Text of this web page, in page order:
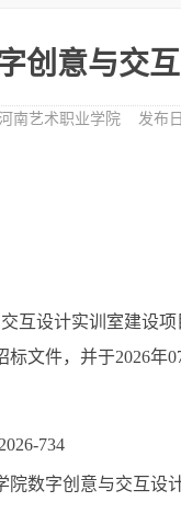
创意与交
河南艺术职业学院 发布
互设计实训室建设项
标文件，并于2026年
734
院数字创意与交互设